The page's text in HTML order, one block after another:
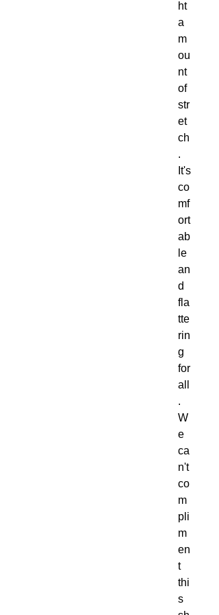
ht
a
m
ou
nt
of
str
et
ch
.
It's
co
mf
ort
ab
le
an
d
fla
tte
rin
g
for
all
.
W
e
ca
n't
co
m
pli
m
en
t
thi
s